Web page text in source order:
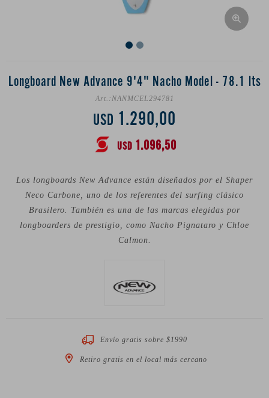
Longboard New Advance 9'4" Nacho Model - 78.1 lts
NANMCEL294781
USD 1.290,00
USD 1.096,50
Los longboards New Advance están diseñados por el Shaper
Neco Carbone, uno de los referentes del surfing clásico
Brasilero. También es una de las marcas elegidas por
longboarders de prestigio, como Nacho Pignataro y Chloe
Calmon.
Envío gratis sobre $1990
Retiro gratis en el local más cercano